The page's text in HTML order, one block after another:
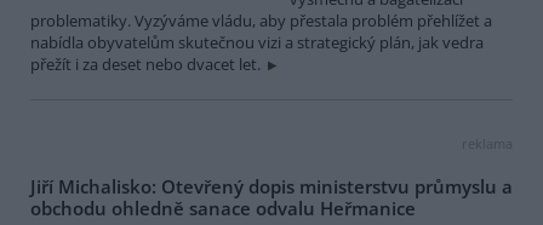
problematiky. Vyzýváme vládu, aby přestala problém přehlížet a
nabídla obyvatelům skutečnou vizi a strategický plán, jak vedra
přežít i za deset nebo dvacet let.
reklama
Jiří Michalisko: Otevřený dopis ministerstvu průmyslu a
obchodu ohledně sanace odvalu Heřmanice